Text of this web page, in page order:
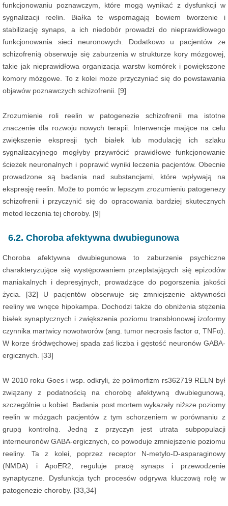
funkcjonowaniu poznawczym, które mogą wynikać z dysfunkcji w
sygnalizacji reelin. Białka te wspomagają bowiem tworzenie i
stabilizację synaps, a ich niedobór prowadzi do nieprawidłowego
funkcjonowania sieci neuronowych. Dodatkowo u pacjentów ze
schizofrenią obserwuje się zaburzenia w strukturze kory mózgowej,
takie jak nieprawidłowa organizacja warstw komórek i powiększone
komory mózgowe. To z kolei może przyczyniać się do powstawania
objawów poznawczych schizofrenii. [9]
Zrozumienie roli reelin w patogenezie schizofrenii ma istotne
znaczenie dla rozwoju nowych terapii. Interwencje mające na celu
zwiększenie ekspresji tych białek lub modulację ich szlaku
sygnalizacyjnego mogłyby przywrócić prawidłowe funkcjonowanie
ścieżek neuronalnych i poprawić wyniki leczenia pacjentów. Obecnie
prowadzone są badania nad substancjami, które wpływają na
ekspresję reelin. Może to pomóc w lepszym zrozumieniu patogenezy
schizofrenii i przyczynić się do opracowania bardziej skutecznych
metod leczenia tej choroby. [9]
6.2. Choroba afektywna dwubiegunowa
Choroba afektywna dwubiegunowa to zaburzenie psychiczne
charakteryzujące się występowaniem przeplatających się epizodów
maniakalnych i depresyjnych, prowadzące do pogorszenia jakości
życia. [32] U pacjentów obserwuje się zmniejszenie aktywności
reeliny we wnęce hipokampa. Dochodzi także do obniżenia stężenia
białek synaptycznych i zwiększenia poziomu transbłonowej izoformy
czynnika martwicy nowotworów (ang. tumor necrosis factor α, TNFα).
W korze śródwęchowej spada zaś liczba i gęstość neuronów GABA-
ergicznych. [33]
W 2010 roku Goes i wsp. odkryli, że polimorfizm rs362719 RELN był
związany z podatnością na chorobę afektywną dwubiegunową,
szczególnie u kobiet. Badania post mortem wykazały niższe poziomy
reelin w mózgach pacjentów z tym schorzeniem w porównaniu z
grupą kontrolną. Jedną z przyczyn jest utrata subpopulacji
interneuronów GABA-ergicznych, co powoduje zmniejszenie poziomu
reeliny. Ta z kolei, poprzez receptor N-metylo-D-asparaginowy
(NMDA) i ApoER2, reguluje pracę synaps i przewodzenie
synaptyczne. Dysfunkcja tych procesów odgrywa kluczową rolę w
patogenezie choroby. [33,34]